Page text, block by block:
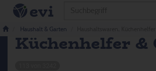
Haushalt & Garten
Haushaltswaren,
Küchenhelfer &